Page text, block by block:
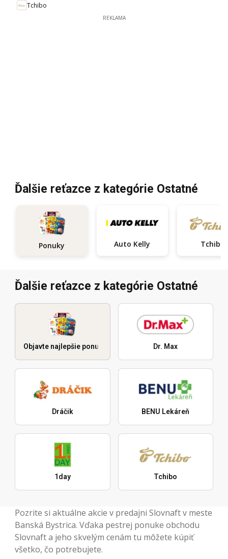
Tchibo
REKLAMA
Ďalšie reťazce z kategórie Ostatné
Ponuky Auto Kelly Tchibo
Ďalšie reťazce z kategórie Ostatné
Objavte najlepšie ponuky Dr. Max
Dráčik BENU Lekáreň
1day Tchibo
Pozrite si aktuálne akcie v predajni Slovnaft v meste
Banská Bystrica. Vďaka pestrej ponuke obchodu
Slovnaft a jeho skvelým cenám tu môžete kúpiť
všetko, čo potrebujete.